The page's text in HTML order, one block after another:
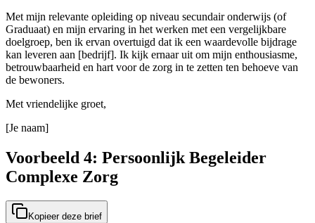
Met mijn relevante opleiding op niveau secundair onderwijs (of
Graduaat) en mijn ervaring in het werken met een vergelijkbare
doelgroep, ben ik ervan overtuigd dat ik een waardevolle bijdrage
kan leveren aan [bedrijf]. Ik kijk ernaar uit om mijn enthousiasme,
betrouwbaarheid en hart voor de zorg in te zetten ten behoeve van
de bewoners.
Met vriendelijke groet,
[Je naam]
Voorbeeld 4: Persoonlijk Begeleider
Complexe Zorg
Kopieer deze brief